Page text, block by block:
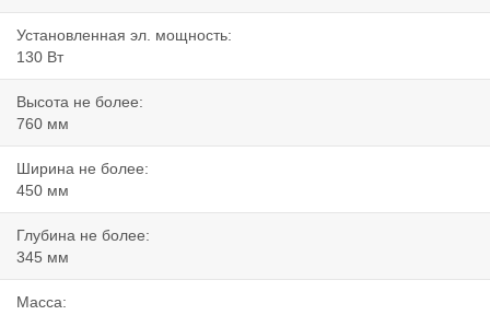
Установленная эл. мощность:
130 Вт
Высота не более:
760 мм
Ширина не более:
450 мм
Глубина не более:
345 мм
Масса: